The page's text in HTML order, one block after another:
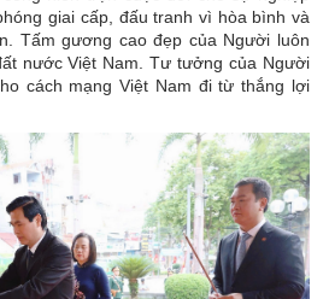
giai cấp, đấu tranh vì hòa bình và
Tấm gương cao đẹp của Người luôn
nước Việt Nam. Tư tưởng của Người
cách mạng Việt Nam đi từ thắng lợi